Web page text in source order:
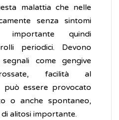
malattia che nelle
senza sintomi
importante quindi
periodici. Devono
come gengive
facilità al
può essere provocato
o anche spontaneo,
alitosi importante.